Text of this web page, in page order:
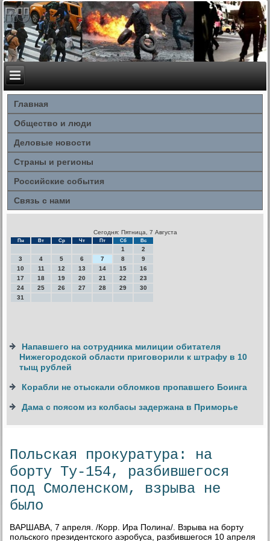
Главная
Общество и люди
Деловые новости
Страны и регионы
Российские события
Связь с нами
Сегодня: Пятница, 7 Августа
Пн Вт Ср Чт Пт Сб Вс
1
2
3
4 5 6 7 8
9
10
11 12 13 14 15
16
17
18 19 20 21 22
23
24
25 26 27 28 29
30
31
Напавшего на сотрудника милиции обитателя
Нижегородской области приговорили к штрафу в 10
тыщ рублей
Корабли не отыскали обломков пропавшего Боинга
Дама с поясом из колбасы задержана в Приморье
Польская прокуратура: на
борту Ту-154, разбившегося
под Смоленском, взрыва не
было
ВАРШАВА, 7 апреля. /Корр. Ира Полина/. Взрыва на борту
польского президентского аэробуса, разбившегося 10 апреля